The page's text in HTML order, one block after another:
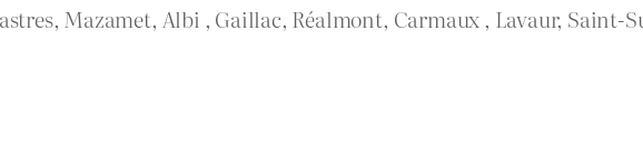
Mazamet, Albi , Gaillac, Réalmont, Carmaux , Lavaur, Saint-